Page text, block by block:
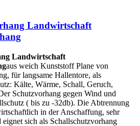
Landwirtschaft
Landwirtschaft
aus weich Kunststoff Plane von
für langsame Hallentore, als
Kälte, Wärme, Schall, Geruch,
Schutzvorhang gegen Wind und
( bis zu -32db). Die Abtrennung
in der Anschaffung, sehr
sich als Schallschutzvorhang